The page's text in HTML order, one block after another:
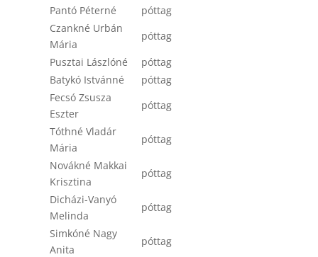
Pantó Péterné
póttag
Czankné Urbán
Mária
póttag
Pusztai Lászlóné
póttag
Batykó Istvánné
póttag
Fecsó Zsusza
Eszter
póttag
Tóthné Vladár
Mária
póttag
Novákné Makkai
Krisztina
póttag
Dicházi-Vanyó
Melinda
póttag
Simkóné Nagy
Anita
póttag